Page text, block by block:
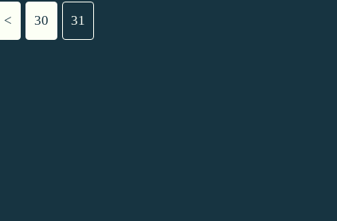
< 10
20
30 31